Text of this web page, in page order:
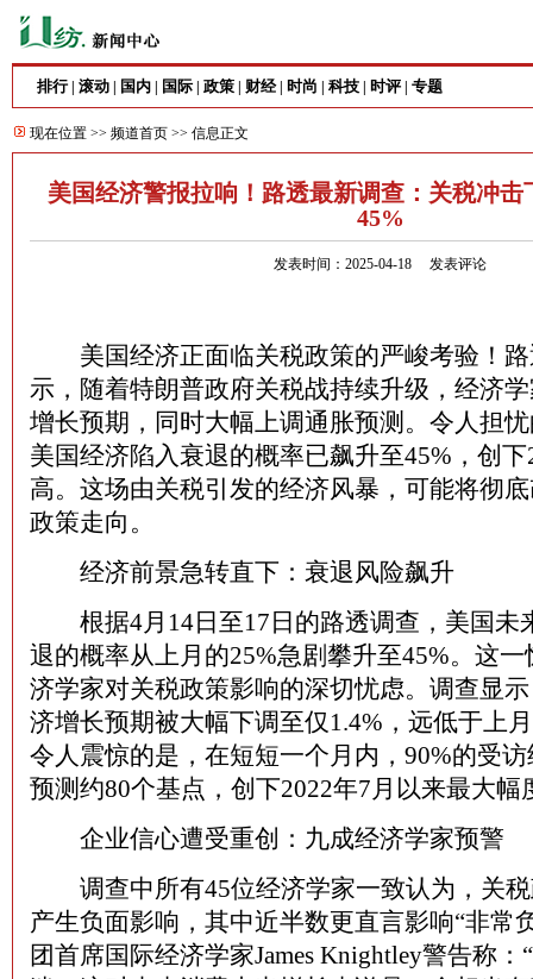
排行| 滚动 国内 国际 政策 财经| 时尚 科技 时评 专题
现在位置 >> 频道首页 >> 信息正文
美国经济警报拉响！路透最新调查：关税冲击
45%
发表时间：2025-04-18 发表评论
美国经济正面临关税政策的严峻考验！路
示，随着特朗普政府关税战持续升级，经济
增长预期，同时大幅上调通胀预测。令人担
美国经济陷入衰退的概率已飙升至45%，创
高。这场由关税引发的经济风暴，可能将彻
政策走向。
经济前景急转直下：衰退风险飙升
根据4月14日至17日的路透调查，美国未
退的概率从上月的25%急剧攀升至45%。这
济学家对关税政策影响的深切忧虑。调查显
济增长预期被大幅下调至仅1.4%，远低于上
令人震惊的是，在短短一个月内，90%的受
预测约80个基点，创下2022年7月以来最大幅
企业信心遭受重创：九成经济学家预警
调查中所有45位经济学家一致认为，关税
产生负面影响，其中近半数更直言影响“非常
团首席国际经济学家James Knightley警告称